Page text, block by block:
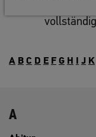
A B C D E F G H J K
A